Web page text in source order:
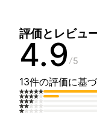
評価とレビュ
4.9 5
13件の評価に基